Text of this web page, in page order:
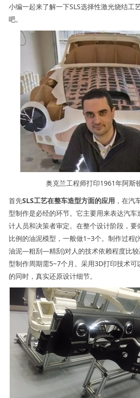
小编一起来了解一下SLS选择性激光烧结工
吧。
奥克兰工程师打印1961年阿斯
首先SLS工艺在整车造型方面的应用 ，在汽
型制作是必经的环节。它主要用来表达汽
计人员和决策者审定。在整个设计阶段，
比例的油泥模型，一般做1~3个。制作过
油泥—粗刮—精刮)对人的技术依赖程度比
型制作周期需5~7个月。采用3D打印技术可
的同时，真实还原设计细节。